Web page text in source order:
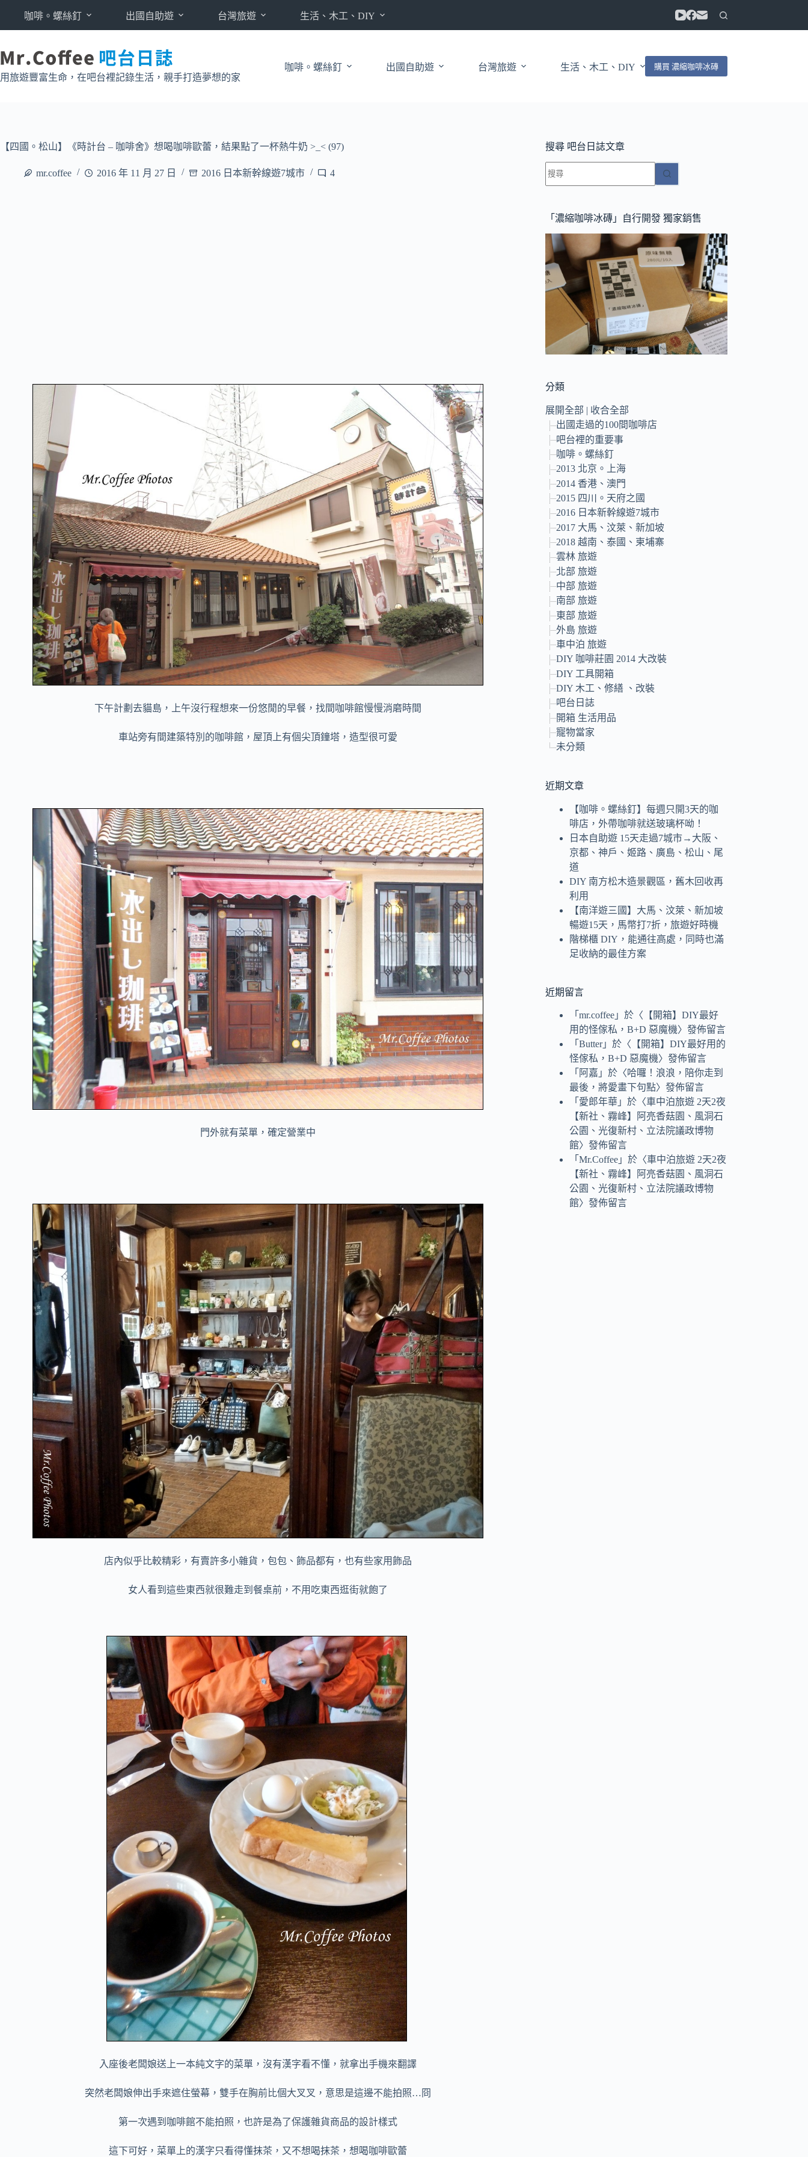
要
內
容
咖啡。螺絲釘 出國自助遊 台灣旅遊 生活、木工、DIY
用旅遊豐富生命，在吧台裡記錄生活，親手打造夢想的家
咖啡。螺絲釘 出國自助遊 台灣旅遊 生活、木工、DIY 購買 濃縮咖啡冰磚
【四國。松山】《時計台 – 咖啡舍》想喝咖啡歐蕾，結果點了一杯熱牛奶 >_< (97)
mr.coffee 2016 年 11 月 27 日 2016 日本新幹線遊7城市 4
下午計劃去貓島，上午沒行程想來一份悠閒的早餐，找間咖啡館慢慢消磨時間
車站旁有間建築特別的咖啡館，屋頂上有個尖頂鐘塔，造型很可愛
門外就有菜單，確定營業中
店內似乎比較精彩，有賣許多小雜貨，包包、飾品都有，也有些家用飾品
女人看到這些東西就很難走到餐桌前，不用吃東西逛街就飽了
入座後老闆娘送上一本純文字的菜單，沒有漢字看不懂，就拿出手機來翻譯
突然老闆娘伸出手來遮住螢幕，雙手在胸前比個大叉叉，意思是這邊不能拍照…冏
第一次遇到咖啡館不能拍照，也許是為了保護雜貨商品的設計樣式
這下可好，菜單上的漢字只看得懂抹茶，又不想喝抹茶，想喝咖啡歐蕾
搜尋 吧台日誌文章
找
不
符
條
件
的
結
「濃縮咖啡冰磚」自行開發 獨家銷售
分類
展開全部 | 收合全部
出國走過的100間咖啡店
吧台裡的重要事
咖啡。螺絲釘
2013 北京。上海
2014 香港、澳門
2015 四川。天府之國
2016 日本新幹線遊7城市
2017 大馬、汶萊、新加坡
2018 越南、泰國、柬埔寨
雲林 旅遊
北部 旅遊
中部 旅遊
南部 旅遊
東部 旅遊
外島 旅遊
車中泊 旅遊
DIY 咖啡莊園 2014 大改裝
DIY 工具開箱
DIY 木工、修繕 、改裝
吧台日誌
開箱 生活用品
寵物當家
未分類
近期文章
【咖啡。螺絲釘】每週只開3天的咖
啡店，外帶咖啡就送玻璃杯呦！
日本自助遊 15天走過7城市→大阪、
京都、神戶、姬路、廣島、松山、尾
道
DIY 南方松木造景觀區，舊木回收再
利用
【南洋遊三國】大馬、汶萊、新加坡
暢遊15天，馬幣打7折，旅遊好時機
階梯櫃 DIY，能通往高處，同時也滿
足收納的最佳方案
近期留言
「mr.coffee 」於〈 【開箱】DIY最好
用的怪傢私，B+D 惡魔機〉發佈留言
「Butter」於〈 【開箱】DIY最好用的
怪傢私，B+D 惡魔機〉發佈留言
「 阿嘉 」於〈哈囉！浪浪，陪你走到
最後，將愛畫下句點〉發佈留言
「 愛郎年華 」於〈車中泊旅遊 2天2夜
【新社、霧峰】阿亮香菇園、風洞石
公園、光復新村、立法院議政博物
館〉發佈留言
「Mr.Coffee 」於〈車中泊旅遊 2天2夜
【新社、霧峰】阿亮香菇園、風洞石
公園、光復新村、立法院議政博物
館〉發佈留言